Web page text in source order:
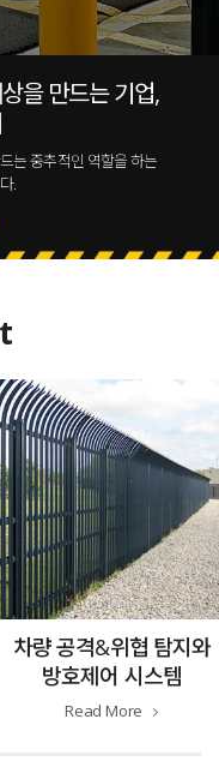
을 만드는 기업,
는 중추적인 역할을 하는
.
차량 공격&위협 탐지와
방호제어 시스템
Read More